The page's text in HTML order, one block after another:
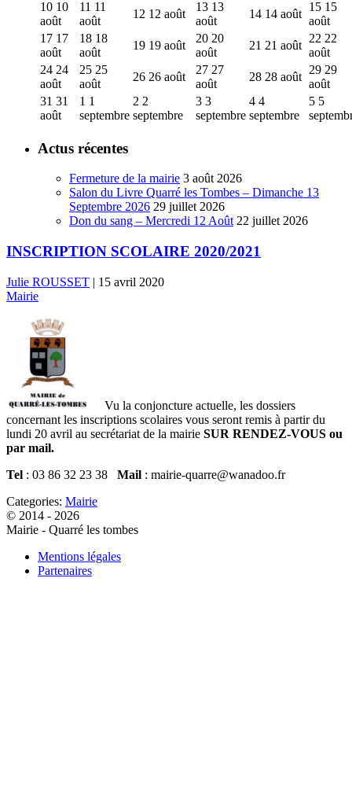
10 10
août
11 11
août
12 12 août
13 13
août
14 14 août
15 15
août
17 17
août
18 18
août
19 19 août
20 20
août
21 21 août
22 22
août
24 24
août
25 25
août
26 26 août
27 27
août
28 28 août
29 29
août
31 31
août
1 1
septembre
2 2
septembre
3 3
septembre
4 4
septembre
5 5
Actus récentes
Fermeture de la mairie 3 août 2026
Salon du Livre Quarré les Tombes – Dimanche 13
Septembre 2026 29 juillet 2026
Don du sang – Mercredi 12 Août 22 juillet 2026
INSCRIPTION SCOLAIRE 2020/2021
Julie ROUSSET | 15 avril 2020
Mairie
Vu la conjoncture actuelle, les dossiers
concernant les inscriptions scolaires vous seront remis à partir du
lundi 20 avril au secrétariat de la mairie SUR RENDEZ-VOUS ou
par mail.
Tel : 03 86 32 23 38 Mail : mairie-quarre@wanadoo.fr
Categories: Mairie
© 2014 - 2026
Mairie - Quarré les tombes
Mentions légales
Partenaires